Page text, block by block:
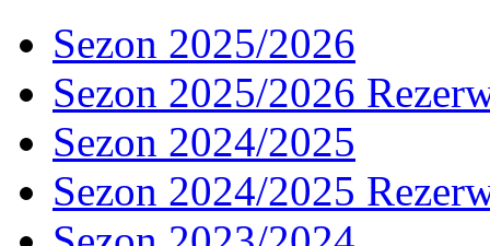
Sezon 2025/2026
Sezon 2025/2026
Sezon 2024/2025
Sezon 2024/2025